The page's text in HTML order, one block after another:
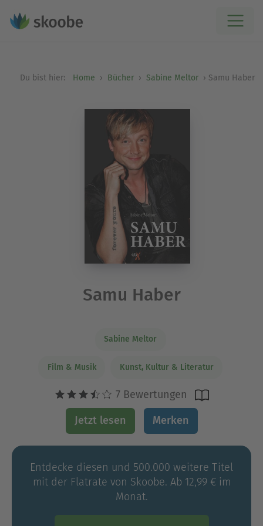
Du bist hier: Home Bücher Sabine Meltor Samu Haber
Samu Haber
Sabine Meltor
Film & Musik Kunst, Kultur & Literatur
7 Bewertungen
Jetzt lesen Merken
Entdecke diesen und 500.000 weitere Titel
mit der Flatrate von Skoobe. Ab 12,99 € im
Monat.